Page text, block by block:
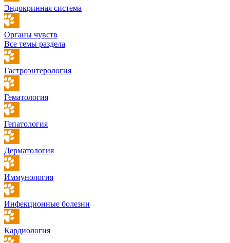
Эндокринная система
Органы чувств
Все темы раздела
Гастроэнтерология
Гематология
Гепатология
Дерматология
Иммунология
Инфекционные болезни
Кардиология